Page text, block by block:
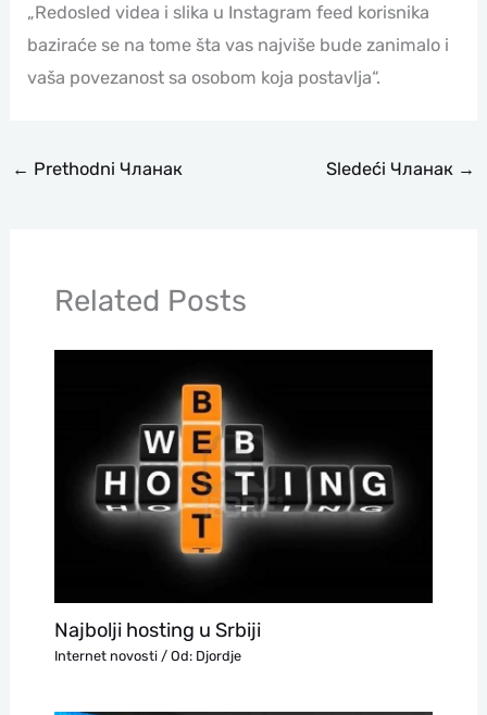
„Redosled videa i slika u Instagram feed korisnika
baziraće se na tome šta vas najviše bude zanimalo i
vaša povezanost sa osobom koja postavlja“.
← Prethodni Чланак Sledeći Чланак →
Related Posts
Najbolji hosting u Srbiji
Internet novosti/ Od: Djordje